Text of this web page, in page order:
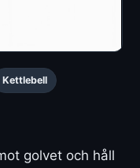
Kettlebell
golvet och håll